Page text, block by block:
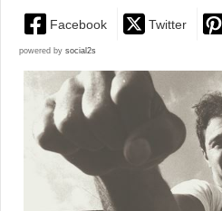
Facebook Twitter
powered by social2s